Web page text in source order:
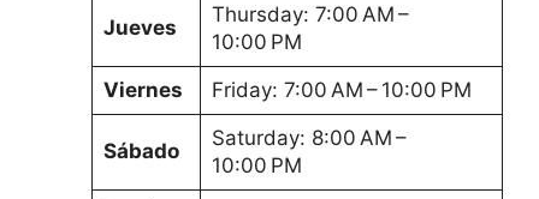
Jueves
Thursday: 7:00 AM –
10:00 PM
Viernes
Friday: 7:00 AM – 10:00 PM
Sábado
Saturday: 8:00 AM –
10:00 PM